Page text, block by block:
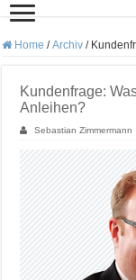
Home / Archiv /
Kundenfrage:
Anleihen?
Sebastian Zimmermann